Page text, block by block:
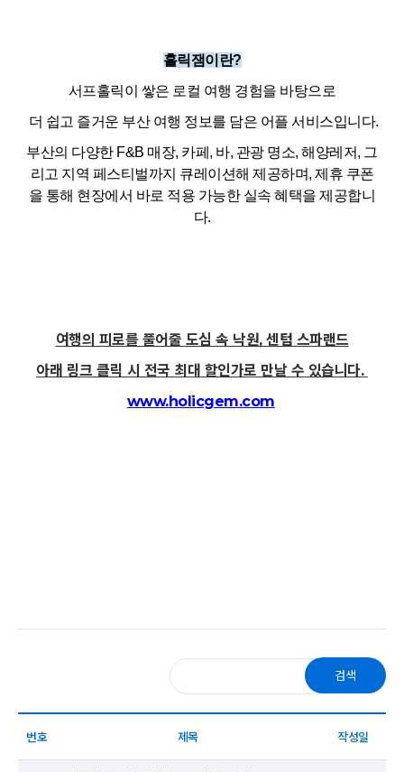
홀릭잼이란?
서프홀릭이 쌓은 로컬 여행 경험을 바탕으로
더 쉽고 즐거운 부산 여행 정보를 담은 어플 서비스입니다.
부산의 다양한 F&B 매장, 카페, 바, 관광 명소, 해양레저, 그
리고 지역 페스티벌까지 큐레이션해 제공하며, 제휴 쿠폰
을 통해 현장에서 바로 적용 가능한 실속 혜택을 제공합니
다.
여행의 피로를 풀어줄 도심 속 낙원, 센텀 스파랜드
아래 링크 클릭 시 전국 최대 할인가로 만날 수 있습니다.
www.holicgem.com
검색
번호 제목 작성일